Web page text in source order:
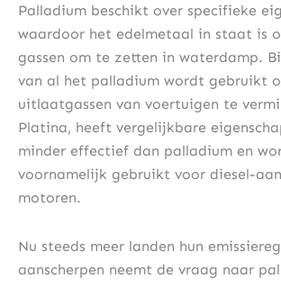
Palladium beschikt over specifieke
waardoor het edelmetaal in staat is
gassen om te zetten in waterdamp.
van al het palladium wordt gebruikt
uitlaatgassen van voertuigen te
Platina, heeft vergelijkbare
minder effectief dan palladium en
voornamelijk gebruikt voor diesel-
motoren.
Nu steeds meer landen hun
aanscherpen neemt de vraag naar